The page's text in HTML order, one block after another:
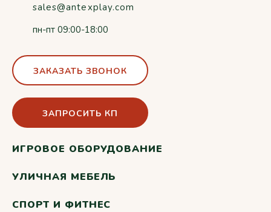
sales@antexplay.com
пн-пт 09:00-18:00
ЗАКАЗАТЬ ЗВОНОК
ЗАПРОСИТЬ КП
ИГРОВОЕ ОБОРУДОВАНИЕ
УЛИЧНАЯ МЕБЕЛЬ
СПОРТ И ФИТНЕС